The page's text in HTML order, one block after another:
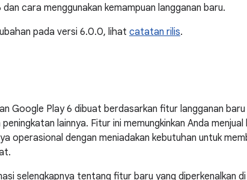
cara menggunakan kemampuan langganan baru.
pada versi 6.0.0, lihat catatan rilis.
Google Play 6 dibuat berdasarkan fitur langganan
lainnya. Fitur ini memungkinkan Anda
operasional dengan meniadakan kebutuhan untuk
selengkapnya tentang fitur baru yang diperkenalkan